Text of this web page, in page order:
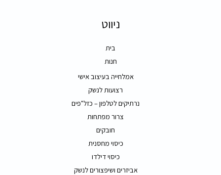
ניווט
בית
חנות
אמלחייה בעיצוב אישי
רצועות לנשק
נרתיקים לטלפון – כזל"פים
צרור מפתחות
חובקים
כיסוי מחסנית
כיסוי דילדו
אביזרים ושיפצורים לנשק